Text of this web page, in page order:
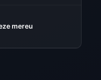
mereu